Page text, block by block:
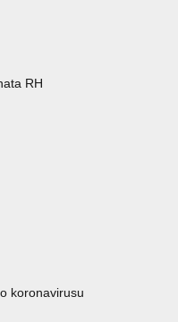
RH
koronavirusu